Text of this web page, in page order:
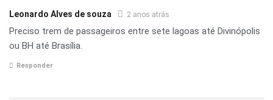
Leonardo Alves de souza 2 anos atrás
Preciso trem de passageiros entre sete lagoas até Divinópolis
ou BH até Brasília.
Responder